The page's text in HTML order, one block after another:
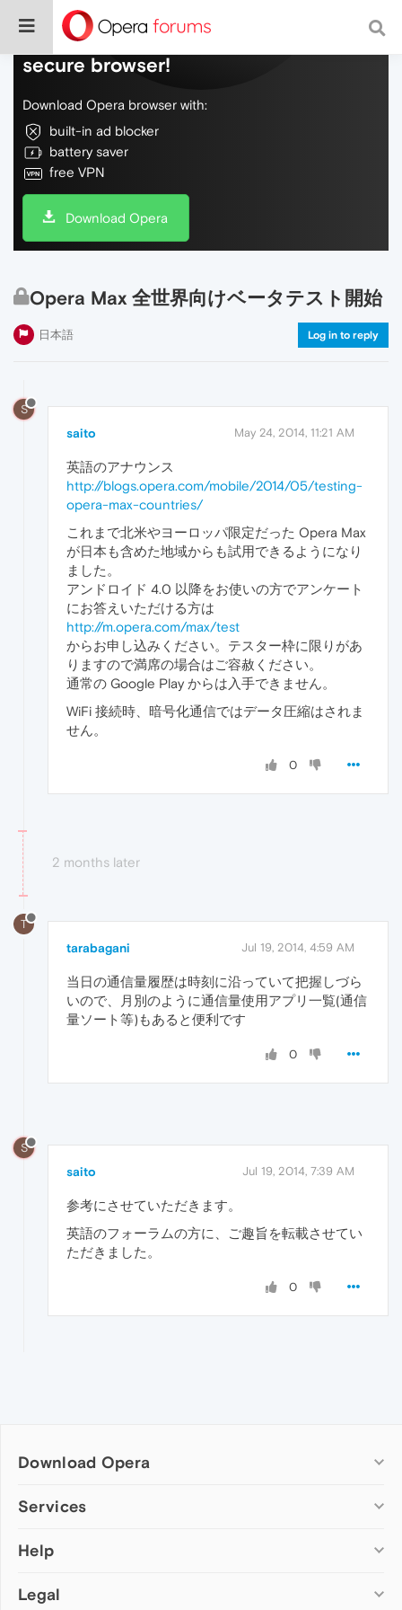
Do more on the web, with a fast and
secure browser!
Download Opera browser with:
built-in ad blocker
battery saver
free VPN
Download Opera
Opera Max 全世界向けベータテスト開始
日本語 Log in to reply
S
saito May 24, 2014, 11:21 AM
英語のアナウンス
http://blogs.opera.com/mobile/2014/05/testing-
opera-max-countries/
これまで北米やヨーロッパ限定だった Opera Max
が日本も含めた地域からも試用できるようになり
ました。
アンドロイド 4.0 以降をお使いの方でアンケート
にお答えいただける方は
http://m.opera.com/max/test
からお申し込みください。テスター枠に限りがあ
りますので満席の場合はご容赦ください。
通常の Google Play からは入手できません。
WiFi 接続時、暗号化通信ではデータ圧縮はされま
せん。
0
2 months later
T
tarabagani Jul 19, 2014, 4:59 AM
当日の通信量履歴は時刻に沿っていて把握しづら
いので、月別のように通信量使用アプリ一覧(通信
量ソート等)もあると便利です
0
S
saito Jul 19, 2014, 7:39 AM
参考にさせていただきます。
英語のフォーラムの方に、ご趣旨を転載させてい
ただきました。
0
Download Opera
Computer browsers
Opera for Mac
Opera beta version
Services
Add-ons
Wallpapers
Help
Help & support
Legal